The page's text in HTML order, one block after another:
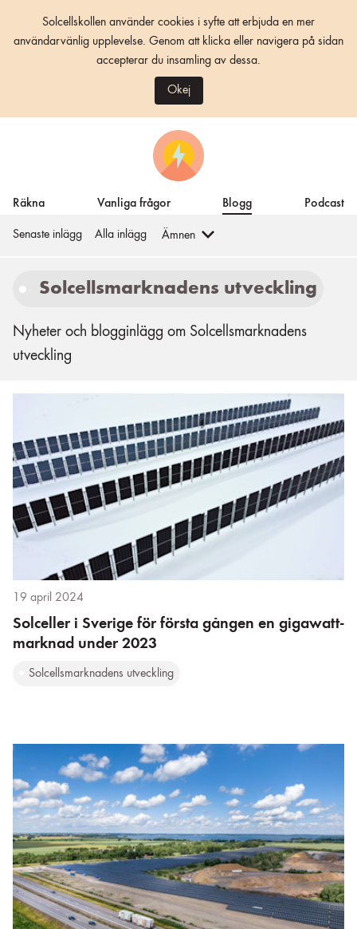
Solcellskollen använder cookies i syfte att erbjuda en mer
användarvänlig upplevelse. Genom att klicka eller navigera på sidan
accepterar du insamling av dessa.
Okej
Räkna Vanliga frågor Blogg Podcast
Senaste inlägg Alla inlägg Ämnen
Solcellsmarknadens utveckling
Nyheter och blogginlägg om Solcellsmarknadens
utveckling
19 april 2024
Solceller i Sverige för första gången en gigawatt-
marknad under 2023
Solcellsmarknadens utveckling